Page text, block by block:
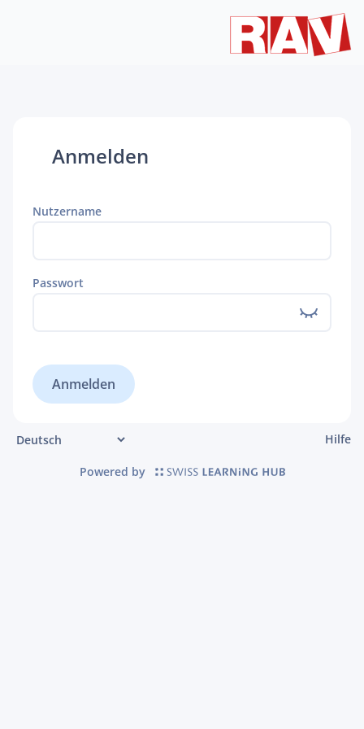
Anmelden
Nutzername
Passwort
Hilfe
Powered by